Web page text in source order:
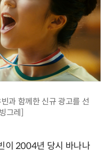
과 함께한 신규 광고를 선
그레]
이 2004년 당시 바나나